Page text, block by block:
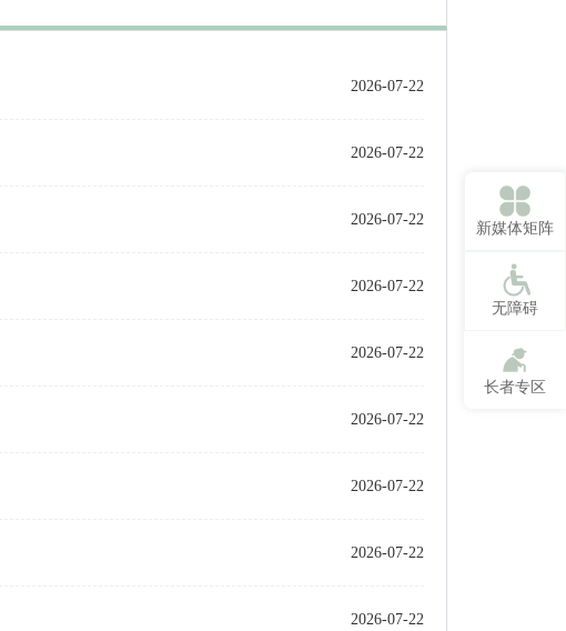
2026-07-22
2026-07-22
2026-07-22
2026-07-22
2026-07-22
2026-07-22
2026-07-22
2026-07-22
2026-07-22
新媒体矩阵
无障碍
长者专区